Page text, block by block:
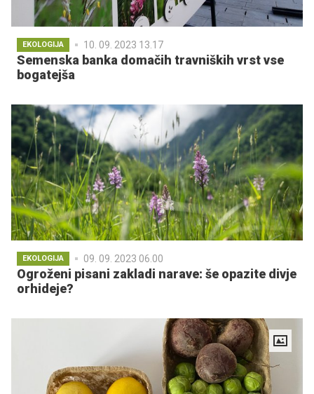
EKOLOGIJA 10. 09. 2023 13.17
Semenska banka domačih travniških vrst vse
bogatejša
EKOLOGIJA 09. 09. 2023 06.00
Ogroženi pisani zakladi narave: še opazite divje
orhideje?